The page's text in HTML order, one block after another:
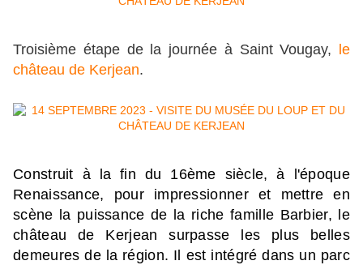
Troisième étape de la journée à Saint Vougay,
le
château de Kerjean.
Construit à la fin du 16ème siècle, à l'époque
Renaissance, pour impressionner et mettre en
scène la puissance de la riche famille Barbier, le
château de Kerjean surpasse les plus belles
demeures de la région. Il est intégré dans un parc